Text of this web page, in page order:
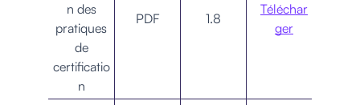
n des
pratiques
de
certificatio
n
PDF 1.8
Téléchar
ger